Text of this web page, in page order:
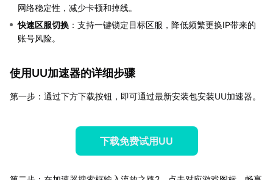
网络稳定性，减少卡顿和掉线。
快速区服切换 ：支持一键锁定目标区服，降低频繁更换IP带来的
账号风险。
使用UU加速器的详细步骤
第一步：通过下方下载按钮，即可通过最新安装包安装UU加速器。
下载免费试用UU